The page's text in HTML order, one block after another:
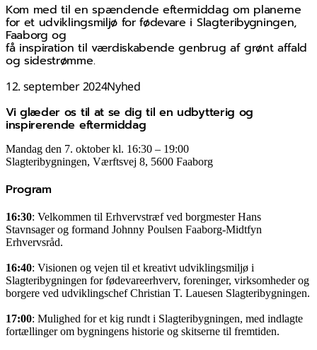
Kom med til en spændende eftermiddag om planerne
for et udviklingsmiljø for fødevare i Slagteribygningen,
Faaborg og
få inspiration til værdiskabende genbrug af grønt affald
og sidestrømme.
12. september 2024Nyhed
Vi glæder os til at se dig til en udbytterig og
inspirerende eftermiddag
Mandag den 7. oktober kl. 16:30 – 19:00
Slagteribygningen, Værftsvej 8, 5600 Faaborg
Program
16:30: Velkommen til Erhvervstræf ved borgmester Hans
Stavnsager og formand Johnny Poulsen Faaborg-Midtfyn
Erhvervsråd.
16:40: Visionen og vejen til et kreativt udviklingsmiljø i
Slagteribygningen for fødevareerhverv, foreninger, virksomheder og
borgere ved udviklingschef Christian T. Lauesen Slagteribygningen.
17:00: Mulighed for et kig rundt i Slagteribygningen, med indlagte
fortællinger om bygningens historie og skitserne til fremtiden.